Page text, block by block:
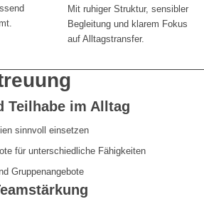
Mit ruhiger Struktur, sensibler
Begleitung und klarem Fokus
auf Alltagstransfer.
Teilhabe im Alltag
sinnvoll einsetzen
für unterschiedliche Fähigkeiten
Gruppenangebote